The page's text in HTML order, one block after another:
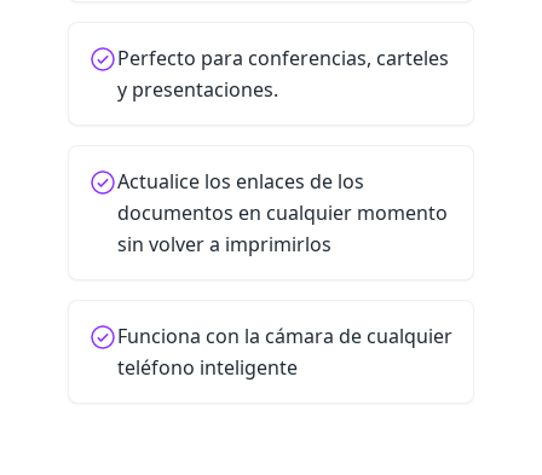
Perfecto para conferencias, carteles
y presentaciones.
Actualice los enlaces de los
documentos en cualquier momento
sin volver a imprimirlos
Funciona con la cámara de cualquier
teléfono inteligente